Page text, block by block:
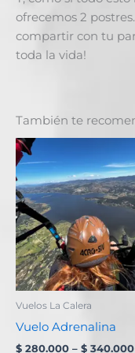
ofrecemos 2
compartir con tu
toda la vida!
También te
Vuelos La Calera
Vuelo Adrenalina
$ 280.000 – $ 340.000